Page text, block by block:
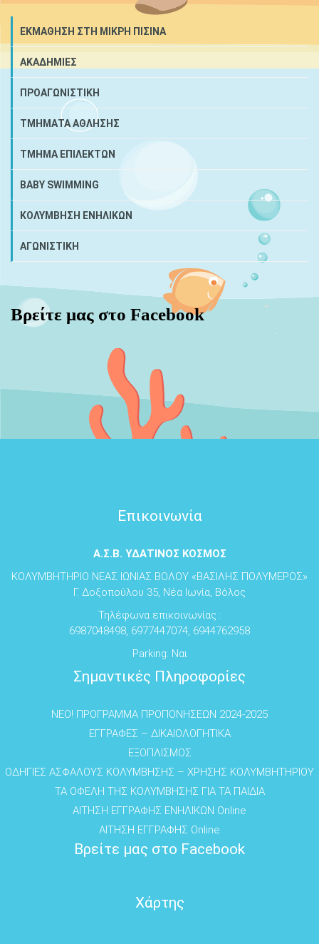
ΕΚΜΑΘΗΣΗ ΣΤΗ ΜΙΚΡΗ ΠΙΣΙΝΑ
ΑΚΑΔΗΜΙΕΣ
ΠΡΟΑΓΩΝΙΣΤΙΚΗ
ΤΜΗΜΑΤΑ ΑΘΛΗΣΗΣ
ΤΜΗΜΑ ΕΠΙΛΕΚΤΩΝ
BABY SWIMMING
ΚΟΛΥΜΒΗΣΗ ΕΝΗΛΙΚΩΝ
ΑΓΩΝΙΣΤΙΚΗ
Βρείτε μας στο Facebook
Επικοινωνία
Α.Σ.Β. ΥΔΑΤΙΝΟΣ ΚΟΣΜΟΣ
ΚΟΛΥΜΒΗΤΗΡΙΟ ΝΕΑΣ ΙΩΝΙΑΣ ΒΟΛΟΥ «ΒΑΣΙΛΗΣ ΠΟΛΥΜΕΡΟΣ»
Γ. Δοξοπούλου 35, Νέα Ιωνία, Βόλος
Τηλέφωνα επικοινωνίας :
6987048498, 6977447074, 6944762958
Parking: Ναι
Σημαντικές Πληροφορίες
NEO! ΠΡΟΓΡΑΜΜΑ ΠΡΟΠΟΝΗΣΕΩΝ 2024-2025
ΕΓΓΡΑΦΕΣ – ΔΙΚΑΙΟΛΟΓΗΤΙΚΑ
ΕΞΟΠΛΙΣΜΟΣ
ΟΔΗΓΙΕΣ ΑΣΦΑΛΟΥΣ ΚΟΛΥΜΒΗΣΗΣ – ΧΡΗΣΗΣ ΚΟΛΥΜΒΗΤΗΡΙΟΥ
ΤΑ ΟΦΕΛΗ ΤΗΣ ΚΟΛΥΜΒΗΣΗΣ ΓΙΑ ΤΑ ΠΑΙΔΙΑ
ΑΙΤΗΣΗ ΕΓΓΡΑΦΗΣ ΕΝΗΛΙΚΩΝ Online
ΑΙΤΗΣΗ ΕΓΓΡΑΦΗΣ Online
Βρείτε μας στο Facebook
Χάρτης